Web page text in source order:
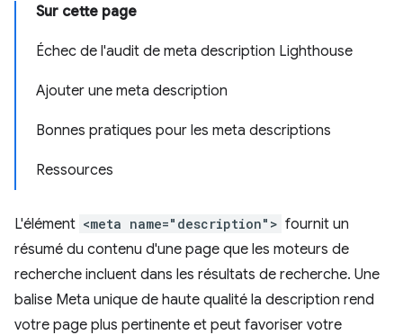
Sur cette page
Échec de l'audit de meta description Lighthouse
Ajouter une meta description
Bonnes pratiques pour les meta descriptions
Ressources
L'élément <meta name="description"> fournit un
résumé du contenu d'une page que les moteurs de
recherche incluent dans les résultats de recherche. Une
balise Meta unique de haute qualité la description rend
votre page plus pertinente et peut favoriser votre